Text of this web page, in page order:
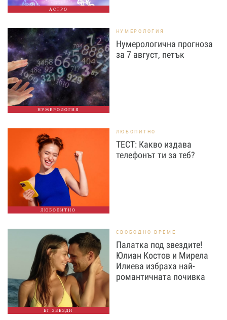
АСТРО
НУМЕРОЛОГИЯ
НУМЕРОЛОГИЯ
Нумерологична прогноза
за 7 август, петък
ЛЮБОПИТНО
ЛЮБОПИТНО
ТЕСТ: Какво издава
телефонът ти за теб?
БГ ЗВЕЗДИ
СВОБОДНО ВРЕМЕ
Палатка под звездите!
Юлиан Костов и Мирела
Илиева избраха най-
романтичната почивка